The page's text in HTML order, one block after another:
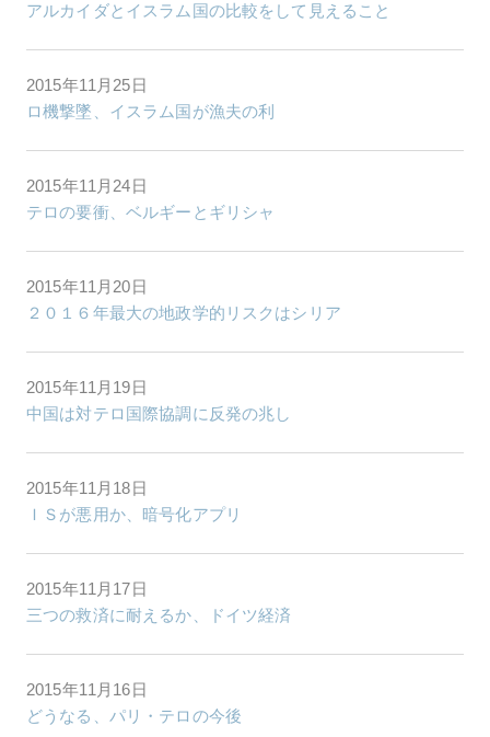
アルカイダとイスラム国の比較をして見えること
2015年11月25日
ロ機撃墜、イスラム国が漁夫の利
2015年11月24日
テロの要衝、ベルギーとギリシャ
2015年11月20日
２０１６年最大の地政学的リスクはシリア
2015年11月19日
中国は対テロ国際協調に反発の兆し
2015年11月18日
ＩＳが悪用か、暗号化アプリ
2015年11月17日
三つの救済に耐えるか、ドイツ経済
2015年11月16日
どうなる、パリ・テロの今後